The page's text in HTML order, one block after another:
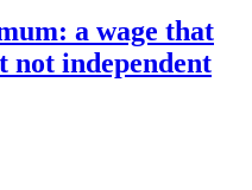
a wage that
not independent